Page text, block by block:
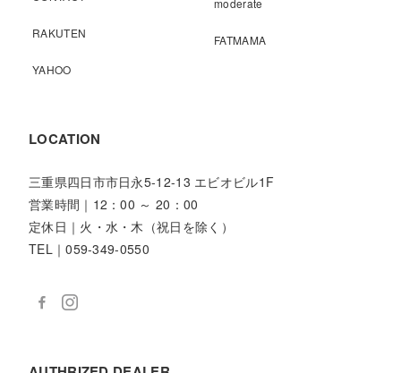
RAKUTEN
YAHOO
moderate
FATMAMA
LOCATION
三重県四日市市日永5-12-13 エビオビル1F
営業時間｜12：00 ～ 20：00
定休日｜火・水・木（祝日を除く）
TEL｜059-349-0550